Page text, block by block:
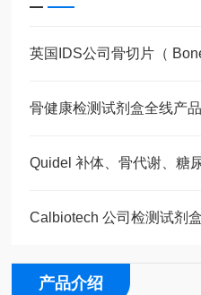
英国IDS公司骨切片（
骨健康检测试剂盒全线产
Quidel 补体、骨代谢、糖
Calbiotech 公司检测试剂盒
产品介绍